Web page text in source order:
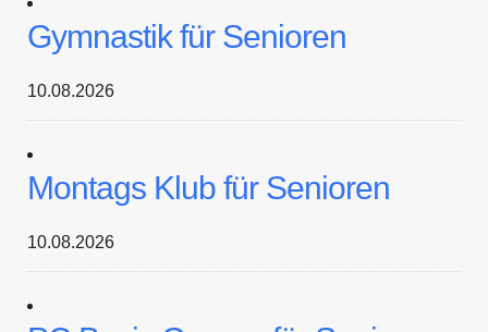
Gymnastik für Senioren
10.08.2026
Montags Klub für Senioren
10.08.2026